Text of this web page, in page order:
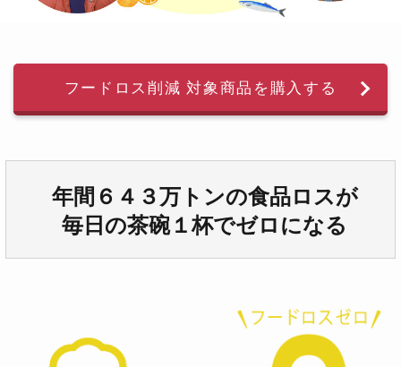
フードロス削減 対象商品を購入する
年間６４３万トンの食品ロスが
毎日の茶碗１杯でゼロになる